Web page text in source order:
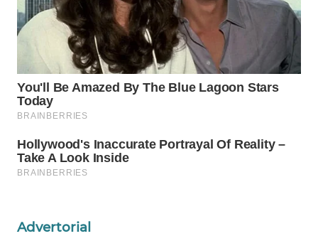
Advertorial
CO ID
WAHANANEWS
WAHANA
SPORT
WAHANA
UMKM
SELEB